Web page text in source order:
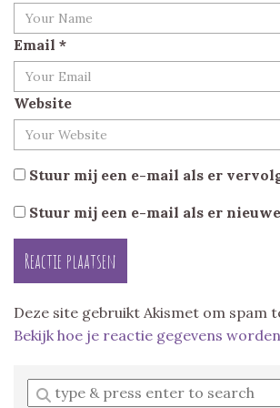
Email *
Website
Stuur mij een e-mail als er
Stuur mij een e-mail als er
Deze site gebruikt Akismet om spam
Bekijk hoe je reactie gegevens
Enter